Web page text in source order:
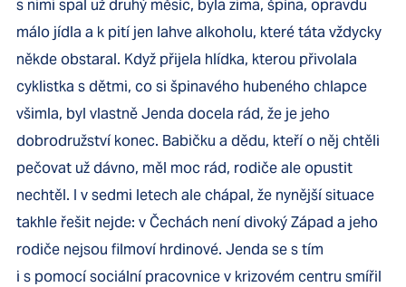
s nimi spal už druhý měsíc, byla zima, špína, opravdu
málo jídla a k pití jen lahve alkoholu, které táta vždycky
někde obstaral. Když přijela hlídka, kterou přivolala
cyklistka s dětmi, co si špinavého hubeného chlapce
všimla, byl vlastně Jenda docela rád, že je jeho
dobrodružství konec. Babičku a dědu, kteří o něj chtěli
pečovat už dávno, měl moc rád, rodiče ale opustit
nechtěl. I v sedmi letech ale chápal, že nynější situace
takhle řešit nejde: v Čechách není divoký Západ a jeho
rodiče nejsou filmoví hrdinové. Jenda se s tím
i s pomocí sociální pracovnice v krizovém centru smířil